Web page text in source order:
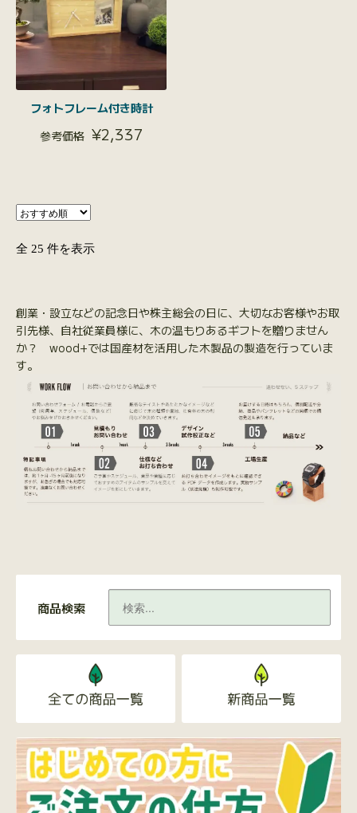
フォトフレーム付き時計
¥2,337
全 25 件を表示
創業・設立などの記念日や株主総会の日に、大切なお客様やお取
引先様、自社従業員様に、木の温もりあるギフトを贈りません
か？ wood+では国産材を活用した木製品の製造を行っていま
す。
商品検索